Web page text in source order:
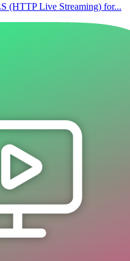
(HTTP Live Streaming) for...